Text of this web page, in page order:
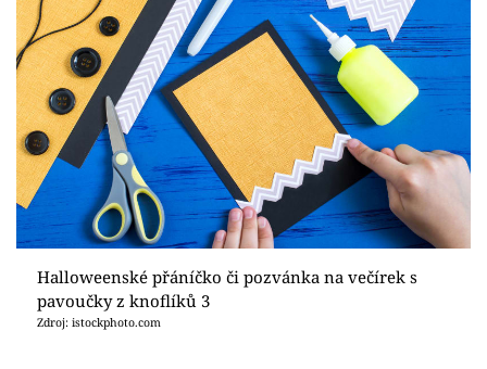
Halloweenské přáníčko či pozvánka na večírek s
pavoučky z knoflíků 3
Zdroj: istockphoto.com